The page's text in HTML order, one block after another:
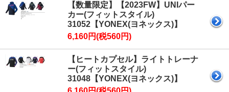
【数量限定】【2023FW】UNIパー
カー(フィットスタイル)
31052【YONEX(ヨネックス)】
6,160円(税560円)
【ヒートカプセル】ライトトレーナ
ー(フィットスタイル)
31048【YONEX(ヨネックス)】